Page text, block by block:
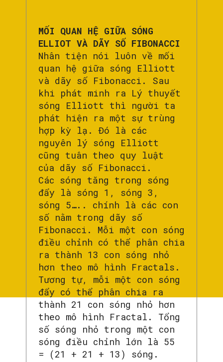
MỐI QUAN HỆ GIỮA SÓNG
ELLIOT VÀ DÃY SỐ FIBONACCI
Nhân tiện nói luôn về mối
quan hệ giữa sóng Elliott
và dãy số Fibonacci. Sau
khi phát minh ra Lý thuyết
sóng Elliott thì người ta
phát hiện ra một sự trùng
hợp kỳ lạ. Đó là các
nguyên lý sóng Elliott
cũng tuân theo quy luật
của dãy số Fibonacci.
Các sóng tăng trong sóng
đẩy là sóng 1, sóng 3,
sóng 5….. chính là các con
số nằm trong dãy số
Fibonacci. Mỗi một con sóng
điều chỉnh có thể phân chia
ra thành 13 con sóng nhỏ
hơn theo mô hình Fractals.
Tương tự, mỗi một con sóng
đẩy có thể phân chia ra
thành 21 con sóng nhỏ hơn
theo mô hình Fractal. Tổng
số sóng nhỏ trong một con
sóng điều chỉnh lớn là 55
= (21 + 21 + 13) sóng.